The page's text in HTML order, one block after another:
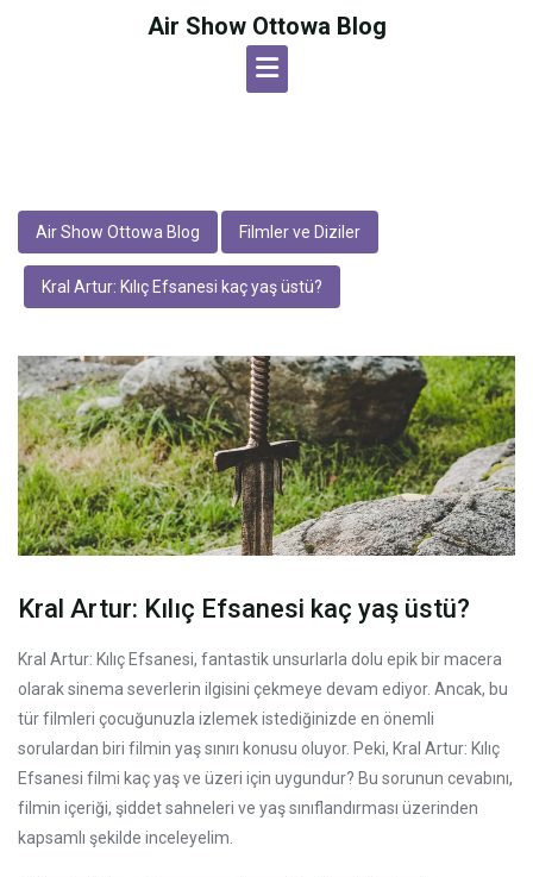
Air Show Ottowa Blog
Air Show Ottowa Blog Filmler ve Diziler
Kral Artur: Kılıç Efsanesi kaç yaş üstü?
Kral Artur: Kılıç Efsanesi kaç yaş üstü?
Kral Artur: Kılıç Efsanesi, fantastik unsurlarla dolu epik bir macera
olarak sinema severlerin ilgisini çekmeye devam ediyor. Ancak, bu
tür filmleri çocuğunuzla izlemek istediğinizde en önemli
sorulardan biri filmin yaş sınırı konusu oluyor. Peki, Kral Artur: Kılıç
Efsanesi filmi kaç yaş ve üzeri için uygundur? Bu sorunun cevabını,
filmin içeriği, şiddet sahneleri ve yaş sınıflandırması üzerinden
kapsamlı şekilde inceleyelim.